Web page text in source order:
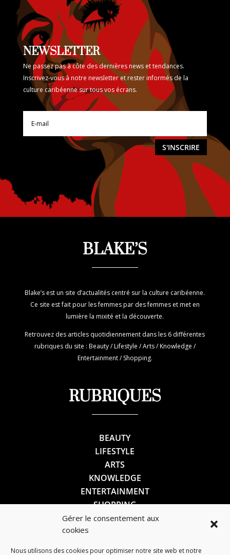
Gérer le consentement aux
cookies
Nous utilisons des cookies pour optimiser notre site web et notre
NEWSLETTER
Ne passez pas à côte des dernières news et tendances.
Inscrivez-vous à notre newsletter et rester informés de la
culture caribéenne sur tous vos écrans.
S'INSCRIRE
BLAKE’S
Blake’s est un site d’actualités centré sur la culture caribéenne.
Ce site est fait pour les femmes par des femmes et met en
lumière la mixité et la découverte.
Retrouvez des articles quotidiennement dans les 6 différentes
rubriques du site : Beauty / Lifestyle / Arts / Knowledge /
Entertainment / Shopping.
RUBRIQUES
BEAUTY
LIFESTYLE
ARTS
KNOWLEDGE
ENTERTAINMENT
SHOPPING
SUIVEZ-NOUS